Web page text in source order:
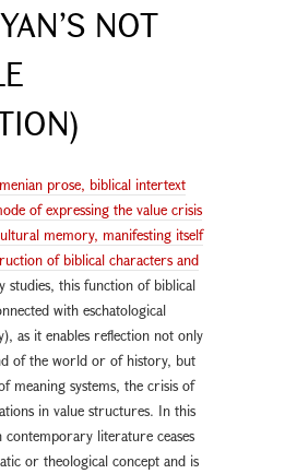
NOT
prose, biblical intertext
of expressing the value crisis
memory, manifesting itself
of biblical characters and
studies, this function of biblical
with eschatological
as it enables reflection not only
of the world or of history, but
meaning systems, the crisis of
in value structures. In this
contemporary literature ceases
or theological concept and is